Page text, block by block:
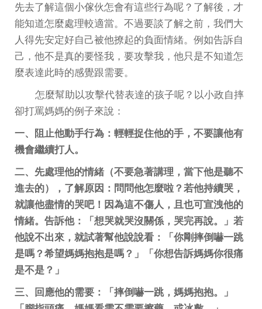
先去了解這個小傢伙怎會有這些行為呢？了解後，才
能知道怎麼處理較適當。不過要談了解之前，我們大
人得先安定好自己被他撩起的負面情緒。例如告訴自
己，他不是真的要怪我，要攻擊我，他只是不知道怎
麼表達此時的感覺跟需要。
怎麼幫助以攻擊代替表達的孩子呢？以小政自摔
卻打罵媽媽的例子來說：
一、阻止他動手行為：輕輕捉住他的手，不要讓他有
機會繼續打人。
二、先處理他的情緒（不要急著講理，當下他是聽不
進去的），了解原因：問問他怎麼啦？若他持續哭，
就讓他盡情的哭吧！因為這不傷人，且也可宣洩他的
情緒。告訴他：「想哭就哭沒關係，哭完再說。」若
他說不出來，就試著幫他說說看：「你剛摔倒嚇一跳
是嗎？希望媽媽抱抱是嗎？」「你想告訴媽媽你很痛
是不是？」
三、回應他的需要：「摔倒嚇一跳，媽媽抱抱。」